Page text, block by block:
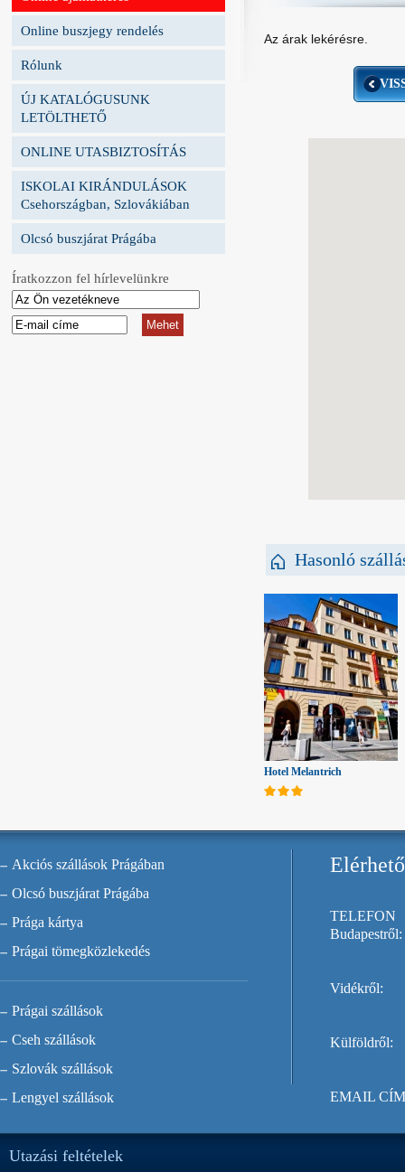
Online buszjegy rendelés
Rólunk
ÚJ KATALÓGUSUNK
LETÖLTHETŐ
ONLINE UTASBIZTOSÍTÁS
ISKOLAI KIRÁNDULÁSOK
Csehországban, Szlovákiában
Olcsó buszjárat Prágába
Íratkozzon fel hírlevelünkre
Az árak lekérésre.
Hasonló
Hotel Melantrich
Akciós szállások Prágában
Olcsó buszjárat Prágába
Prága kártya
Prágai tömegközlekedés
Prágai szállások
Cseh szállások
Szlovák szállások
Lengyel szállások
TELEFON
Budapestről:
Vidékről:
Külföldről:
EMAIL
Utazási feltételek